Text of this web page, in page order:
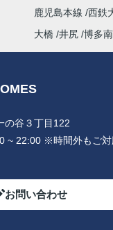
鹿児島本線 西鉄
大橋 井尻 博多南
の谷３丁目122
~ 22:00 ※時間外もご対
お問い合わせ